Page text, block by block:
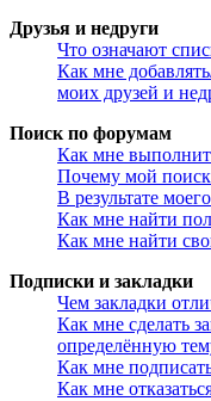
Друзья и недруги
Что означают
Как мне
моих друзей и
Поиск по форумам
Как мне
Почему мой поиск
В результате
Как мне найти
Как мне найти
Подписки и закладки
Чем закладки
Как мне сделать
определённую
Как мне
Как мне